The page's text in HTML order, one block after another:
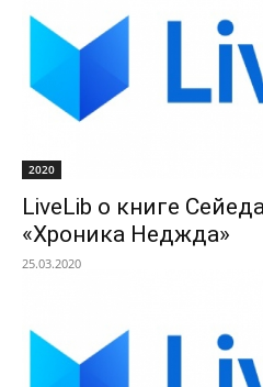
2020
LiveLib о книге
«Хроника Неджда»
25.03.2020